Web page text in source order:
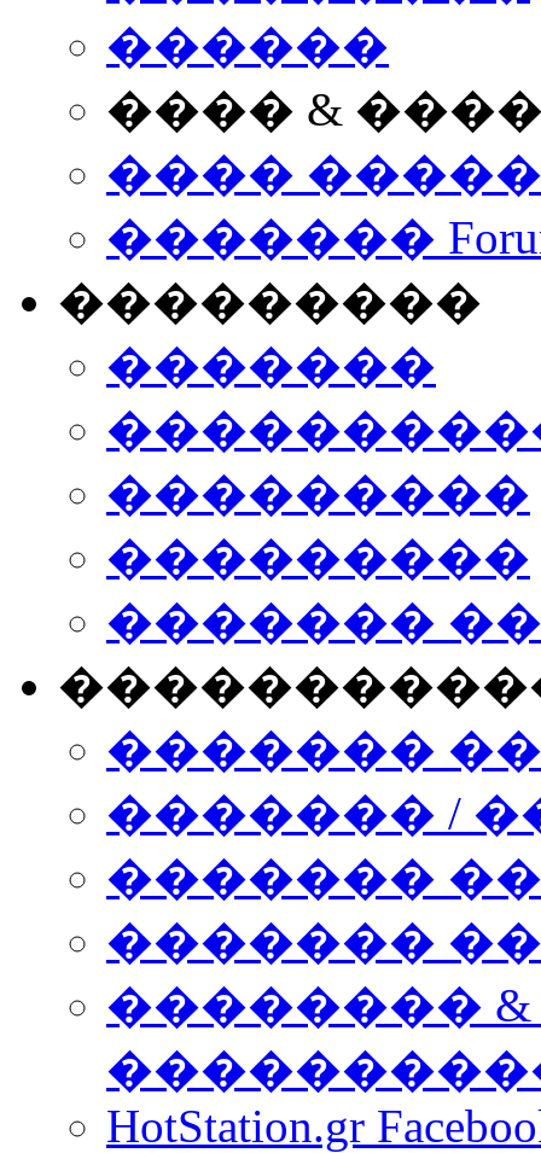
������
���� &
����
�������
���������
�������
���������
���������
�������
�������
������� /
�������
������� ���
��������
HotStation.gr